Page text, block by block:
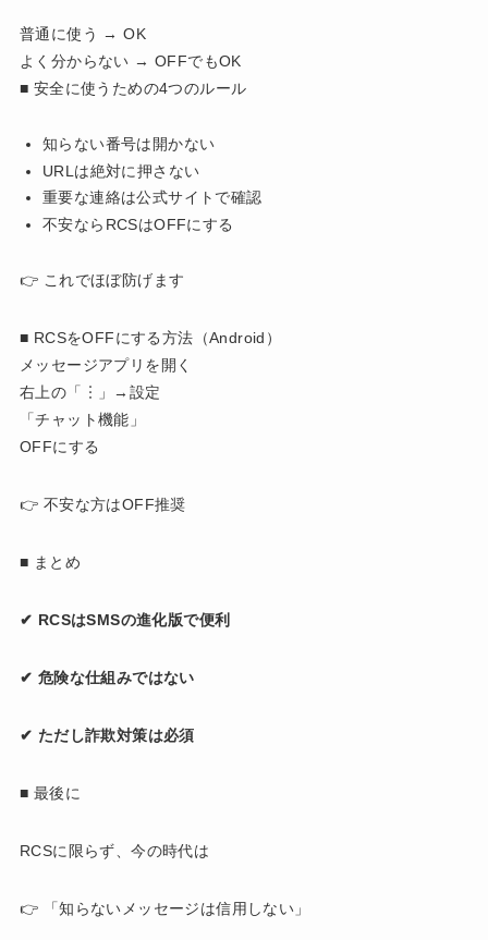
普通に使う → OK
よく分からない → OFFでもOK
■ 安全に使うための4つのルール
知らない番号は開かない
URLは絶対に押さない
重要な連絡は公式サイトで確認
不安ならRCSはOFFにする
👉 これでほぼ防げます
■ RCSをOFFにする方法（Android）
メッセージアプリを開く
右上の「︙」→設定
「チャット機能」
OFFにする
👉 不安な方はOFF推奨
■ まとめ
✔ RCSはSMSの進化版で便利
✔ 危険な仕組みではない
✔ ただし詐欺対策は必須
■ 最後に
RCSに限らず、今の時代は
👉 「知らないメッセージは信用しない」